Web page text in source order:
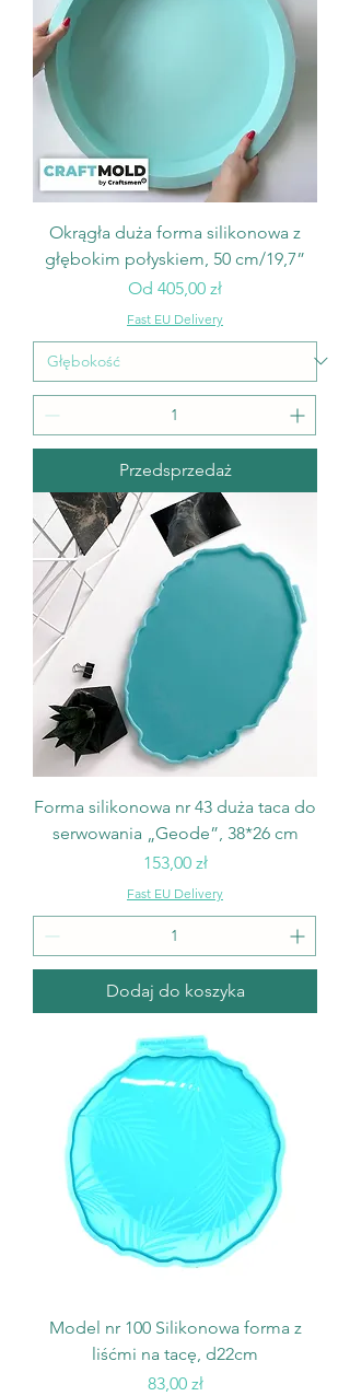
Okrągła duża forma silikonowa z
głębokim połyskiem, 50 cm/19,7”
Od 405,00 zł
Cena rabatowa
Fast EU Delivery
Przedsprzedaż
Forma silikonowa nr 43 duża taca do
serwowania „Geode”, 38*26 cm
Cena
153,00 zł
Fast EU Delivery
Dodaj do koszyka
Model nr 100 Silikonowa forma z
liśćmi na tacę, d22cm
Cena
83,00 zł